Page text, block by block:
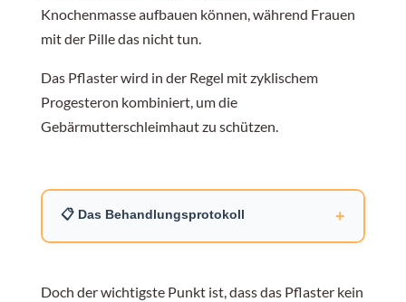
Knochenmasse aufbauen können, während Frauen
mit der Pille das nicht tun.
Das Pflaster wird in der Regel mit zyklischem
Progesteron kombiniert, um die
Gebärmutterschleimhaut zu schützen.
📋 Das Behandlungsprotokoll +
Doch der wichtigste Punkt ist, dass das Pflaster kein